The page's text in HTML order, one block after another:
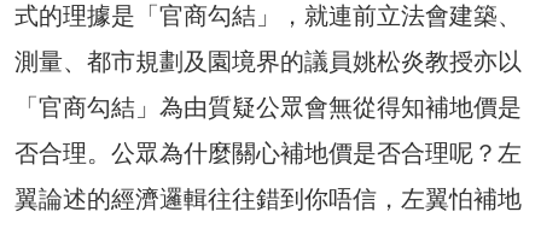
式的理據是「官商勾結」，就連前立法會建築、
測量、都市規劃及園境界的議員姚松炎教授亦以
「官商勾結」為由質疑公眾會無從得知補地價是
否合理。公眾為什麼關心補地價是否合理呢？左
翼論述的經濟邏輯往往錯到你唔信，左翼怕補地